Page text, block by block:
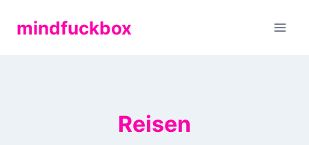
Inhaltmindfuckbox
Reisen